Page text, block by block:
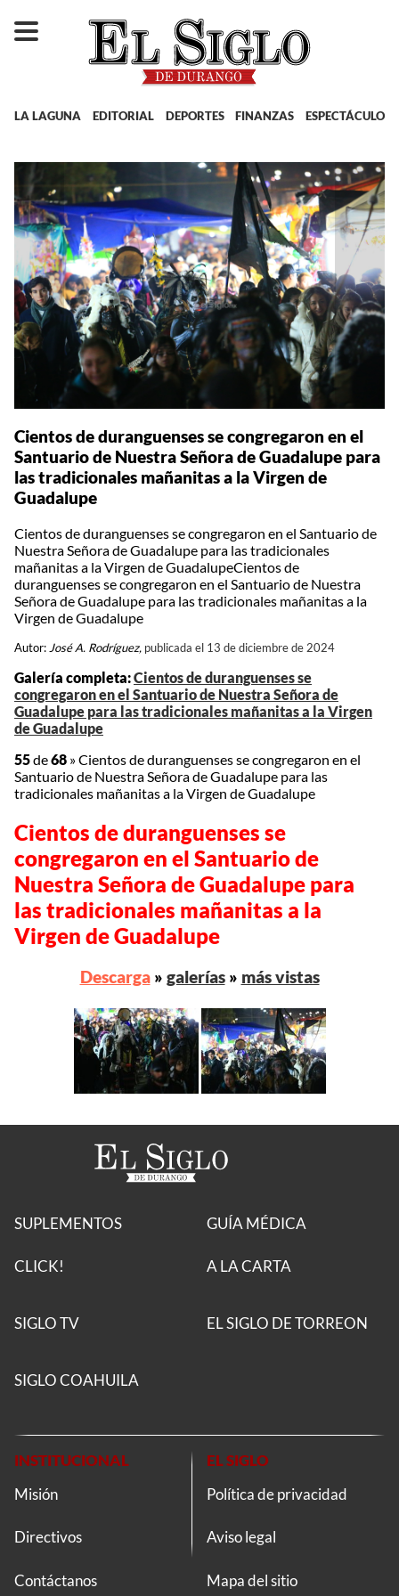
LA LAGUNA EDITORIAL DEPORTES FINANZAS ESPECTÁCULOS
Cientos de duranguenses se congregaron en el
Santuario de Nuestra Señora de Guadalupe para
las tradicionales mañanitas a la Virgen de
Guadalupe
Cientos de duranguenses se congregaron en el Santuario de
Nuestra Señora de Guadalupe para las tradicionales
mañanitas a la Virgen de GuadalupeCientos de
duranguenses se congregaron en el Santuario de Nuestra
Señora de Guadalupe para las tradicionales mañanitas a la
Virgen de Guadalupe
Autor:José A. Rodríguez, publicada el 13 de diciembre de 2024
Galería completa:Cientos de duranguenses se
congregaron en el Santuario de Nuestra Señora de
Guadalupe para las tradicionales mañanitas a la Virgen
de Guadalupe
55de68 »Cientos de duranguenses se congregaron en el
Santuario de Nuestra Señora de Guadalupe para las
tradicionales mañanitas a la Virgen de Guadalupe
Cientos de duranguenses se
congregaron en el Santuario de
Nuestra Señora de Guadalupe para
las tradicionales mañanitas a la
Virgen de Guadalupe
Descarga» galerías» más vistas
SUPLEMENTOS
CLICK!
GUÍA MÉDICA
A LA CARTA
SIGLO TV EL SIGLO DE TORREON
SIGLO COAHUILA
INSTITUCIONAL
Misión
Directivos
Contáctanos
EL SIGLO
Política de privacidad
Aviso legal
Mapa del sitio